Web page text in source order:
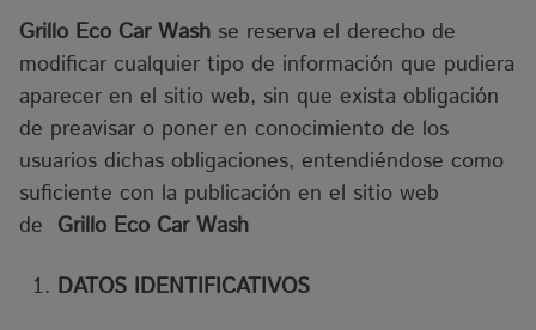
Grillo Eco Car Wash se reserva el derecho de
modificar cualquier tipo de información que pudiera
aparecer en el sitio web, sin que exista obligación
de preavisar o poner en conocimiento de los
usuarios dichas obligaciones, entendiéndose como
suficiente con la publicación en el sitio web
de Grillo Eco Car Wash
DATOS IDENTIFICATIVOS